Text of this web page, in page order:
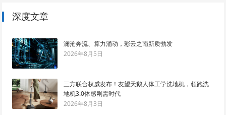
深度文章
澜沧奔流、算力涌动，彩云之南新质勃发
2026年8月5日
三方联合权威发布！友望天鹅人体工学洗地机，领跑洗
地机3.0体感刚需时代
2026年8月3日